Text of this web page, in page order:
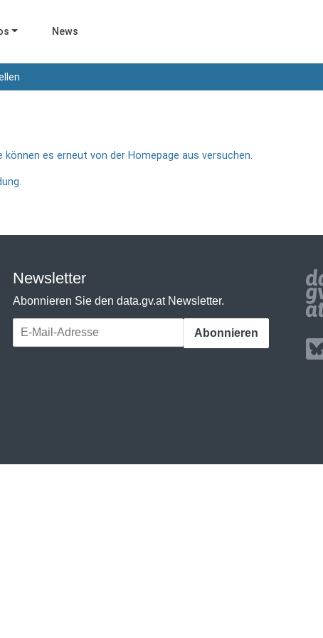
News
es erneut von der Homepage aus versuchen.
Newsletter
Abonnieren Sie den data.gv.at Newsletter.
E-Mail-Adresse
Abonnieren